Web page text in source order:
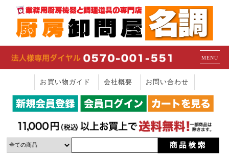
MENU
お買い物ガイド 会社概要 お問い合わせ